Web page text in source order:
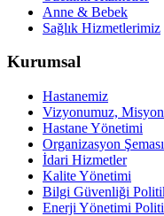
Anne & Bebek
Sağlık Hizmetlerimiz
Kurumsal
Hastanemiz
Vizyonumuz,
Hastane Yönetimi
Organizasyon Şeması
İdari Hizmetler
Kalite Yönetimi
Bilgi Güvenliği
Enerji Yönetimi